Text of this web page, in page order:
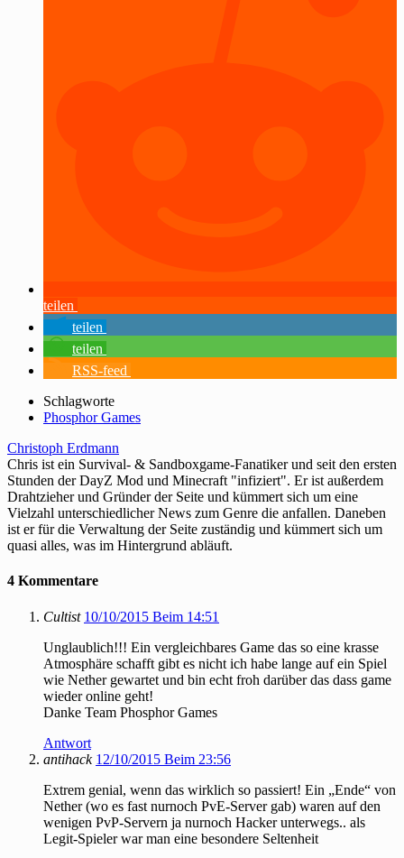
teilen
teilen
teilen
RSS-feed
Schlagworte
Phosphor Games
Christoph Erdmann
Chris ist ein Survival- & Sandboxgame-Fanatiker und seit den ersten
Stunden der DayZ Mod und Minecraft "infiziert". Er ist außerdem
Drahtzieher und Gründer der Seite und kümmert sich um eine
Vielzahl unterschiedlicher News zum Genre die anfallen. Daneben
ist er für die Verwaltung der Seite zuständig und kümmert sich um
quasi alles, was im Hintergrund abläuft.
4 Kommentare
Cultist 10/10/2015 Beim 14:51
Unglaublich!!! Ein vergleichbares Game das so eine krasse
Atmosphäre schafft gibt es nicht ich habe lange auf ein Spiel
wie Nether gewartet und bin echt froh darüber das dass game
wieder online geht!
Danke Team Phosphor Games
Antwort
antihack 12/10/2015 Beim 23:56
Extrem genial, wenn das wirklich so passiert! Ein „Ende“ von
Nether (wo es fast nurnoch PvE-Server gab) waren auf den
wenigen PvP-Servern ja nurnoch Hacker unterwegs.. als
Legit-Spieler war man eine besondere Seltenheit